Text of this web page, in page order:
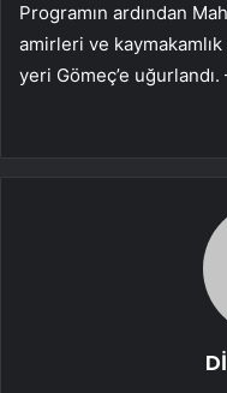
Programın ardından
amirleri ve
yeri Gömeç’e uğurlandı.